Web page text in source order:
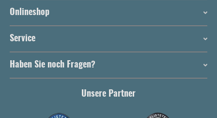
Onlineshop
Service
Haben Sie noch Fragen?
Unsere Partner